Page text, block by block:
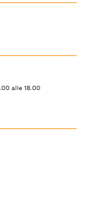
alle 18.00